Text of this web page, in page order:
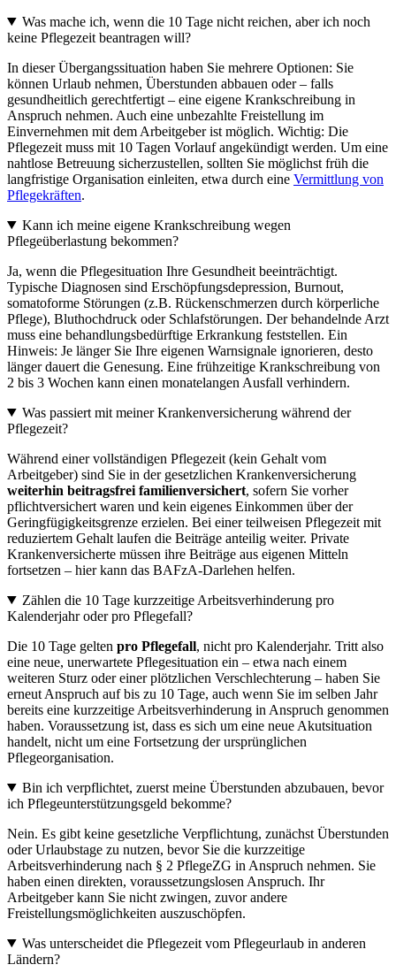
Was mache ich, wenn die 10 Tage nicht reichen, aber ich noch
keine Pflegezeit beantragen will?
In dieser Übergangssituation haben Sie mehrere Optionen: Sie
können Urlaub nehmen, Überstunden abbauen oder – falls
gesundheitlich gerechtfertigt – eine eigene Krankschreibung in
Anspruch nehmen. Auch eine unbezahlte Freistellung im
Einvernehmen mit dem Arbeitgeber ist möglich. Wichtig: Die
Pflegezeit muss mit 10 Tagen Vorlauf angekündigt werden. Um eine
nahtlose Betreuung sicherzustellen, sollten Sie möglichst früh die
langfristige Organisation einleiten, etwa durch eine Vermittlung von
Pflegekräften.
Kann ich meine eigene Krankschreibung wegen
Pflegeüberlastung bekommen?
Ja, wenn die Pflegesituation Ihre Gesundheit beeinträchtigt.
Typische Diagnosen sind Erschöpfungsdepression, Burnout,
somatoforme Störungen (z.B. Rückenschmerzen durch körperliche
Pflege), Bluthochdruck oder Schlafstörungen. Der behandelnde Arzt
muss eine behandlungsbedürftige Erkrankung feststellen. Ein
Hinweis: Je länger Sie Ihre eigenen Warnsignale ignorieren, desto
länger dauert die Genesung. Eine frühzeitige Krankschreibung von
2 bis 3 Wochen kann einen monatelangen Ausfall verhindern.
Was passiert mit meiner Krankenversicherung während der
Pflegezeit?
Während einer vollständigen Pflegezeit (kein Gehalt vom
Arbeitgeber) sind Sie in der gesetzlichen Krankenversicherung
weiterhin beitragsfrei familienversichert, sofern Sie vorher
pflichtversichert waren und kein eigenes Einkommen über der
Geringfügigkeitsgrenze erzielen. Bei einer teilweisen Pflegezeit mit
reduziertem Gehalt laufen die Beiträge anteilig weiter. Private
Krankenversicherte müssen ihre Beiträge aus eigenen Mitteln
fortsetzen – hier kann das BAFzA-Darlehen helfen.
Zählen die 10 Tage kurzzeitige Arbeitsverhinderung pro
Kalenderjahr oder pro Pflegefall?
Die 10 Tage gelten pro Pflegefall, nicht pro Kalenderjahr. Tritt also
eine neue, unerwartete Pflegesituation ein – etwa nach einem
weiteren Sturz oder einer plötzlichen Verschlechterung – haben Sie
erneut Anspruch auf bis zu 10 Tage, auch wenn Sie im selben Jahr
bereits eine kurzzeitige Arbeitsverhinderung in Anspruch genommen
haben. Voraussetzung ist, dass es sich um eine neue Akutsituation
handelt, nicht um eine Fortsetzung der ursprünglichen
Pflegeorganisation.
Bin ich verpflichtet, zuerst meine Überstunden abzubauen, bevor
ich Pflegeunterstützungsgeld bekomme?
Nein. Es gibt keine gesetzliche Verpflichtung, zunächst Überstunden
oder Urlaubstage zu nutzen, bevor Sie die kurzzeitige
Arbeitsverhinderung nach § 2 PflegeZG in Anspruch nehmen. Sie
haben einen direkten, voraussetzungslosen Anspruch. Ihr
Arbeitgeber kann Sie nicht zwingen, zuvor andere
Freistellungsmöglichkeiten auszuschöpfen.
Was unterscheidet die Pflegezeit vom Pflegeurlaub in anderen
Ländern?